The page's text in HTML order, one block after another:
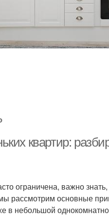
квартир:
ограничена, важно
рассмотрим основные
в небольшой